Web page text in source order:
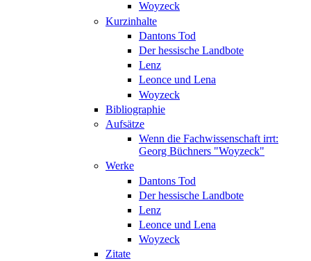
Woyzeck
Kurzinhalte
Dantons Tod
Der hessische Landbote
Lenz
Leonce und Lena
Woyzeck
Bibliographie
Aufsätze
Wenn die Fachwissenschaft irrt:
Georg Büchners "Woyzeck"
Werke
Dantons Tod
Der hessische Landbote
Lenz
Leonce und Lena
Woyzeck
Zitate